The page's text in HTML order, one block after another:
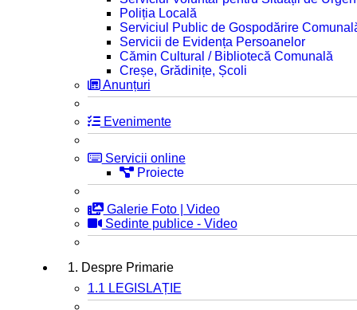
Poliția Locală
Serviciul Public de Gospodărire
Servicii de Evidența Persoanelor
Cămin Cultural / Bibliotecă Comunală
Creșe, Grădinițe, Școli
Anunțuri
Evenimente
Servicii online
Proiecte
Galerie Foto | Video
Sedinte publice - Video
1. Despre Primarie
1.1 LEGISLAȚIE